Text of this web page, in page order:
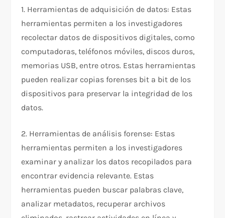
1. Herramientas de adquisición de datos: Estas
herramientas permiten a los investigadores
recolectar datos de dispositivos digitales, como
computadoras, teléfonos móviles, discos duros,
memorias USB, entre otros. Estas herramientas
pueden realizar copias forenses bit a bit de los
dispositivos para preservar la integridad de los
datos.
2. Herramientas de análisis forense: Estas
herramientas permiten a los investigadores
examinar y analizar los datos recopilados para
encontrar evidencia relevante. Estas
herramientas pueden buscar palabras clave,
analizar metadatos, recuperar archivos